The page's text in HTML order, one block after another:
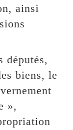
ainsi
députés,
biens, le
»,